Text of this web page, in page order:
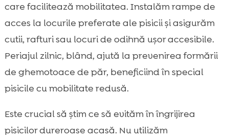
care facilitează mobilitatea. Instalăm rampe de
acces la locurile preferate ale pisicii și asigurăm
cutii, rafturi sau locuri de odihnă ușor accesibile.
Periajul zilnic, blând, ajută la prevenirea formării
de ghemotoace de păr, beneficiind în special
pisicile cu mobilitate redusă.
Este crucial să știm ce să evităm în îngrijirea
pisicilor dureroase acasă. Nu utilizăm